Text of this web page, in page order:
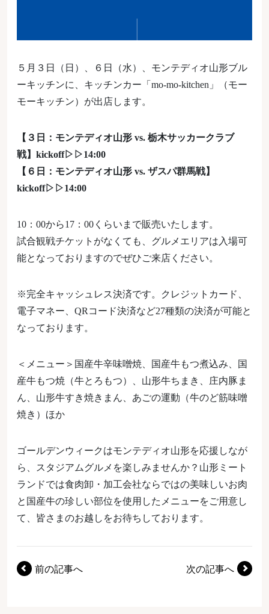
５月３日（日）、６日（水）、モンテディオ山形ブル
ーキッチンに、キッチンカー「mo-mo-kitchen」（モー
モーキッチン）が出店します。
【３日：モンテディオ山形 vs. 栃木サッカークラブ
戦】kickoff▷▷14:00
【６日：モンテディオ山形 vs. ザスパ群馬戦】
kickoff▷▷14:00
10：00から17：00くらいまで販売いたします。
試合観戦チケットがなくても、グルメエリアは入場可
能となっておりますのでぜひご来店ください。
※完全キャッシュレス決済です。クレジットカード、
電子マネー、QRコード決済など27種類の決済が可能と
なっております。
＜メニュー＞国産牛辛味噌焼、国産牛もつ煮込み、国
産牛もつ焼（牛とろもつ）、山形牛ちまき、庄内豚ま
ん、山形牛すき焼きまん、あごの運動（牛のど筋味噌
焼き）ほか
ゴールデンウィークはモンテディオ山形を応援しなが
ら、スタジアムグルメを楽しみませんか？山形ミート
ランドでは食肉卸・加工会社ならではの美味しいお肉
と国産牛の珍しい部位を使用したメニューをご用意し
て、皆さまのお越しをお待ちしております。
前の記事へ 次の記事へ